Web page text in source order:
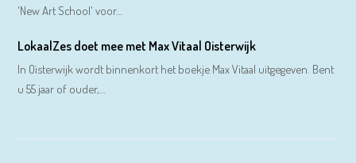
'New Art School' voor…
LokaalZes doet mee met Max Vitaal Oisterwijk
In Oisterwijk wordt binnenkort het boekje Max Vitaal uitgegeven. Bent
u 55 jaar of ouder,…